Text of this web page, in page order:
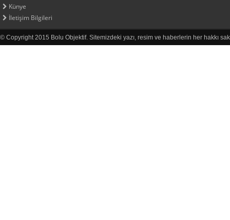
Künye
İletişim Bilgileri
© Copyright 2015 Bolu Objektif. Sitemizdeki yazı, resim ve haberlerin her hakkı